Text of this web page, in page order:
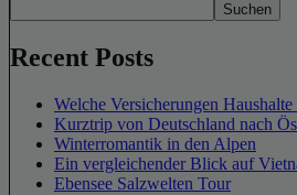
Suchen
Recent Posts
Welche Versicherungen
Kurztrip von Deutschland nach
Winterromantik in den Alpen
Ein vergleichender Blick auf
Ebensee Salzwelten Tour